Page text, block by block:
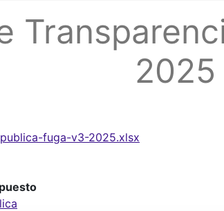
2025
fuga-v3-2025.xlsx